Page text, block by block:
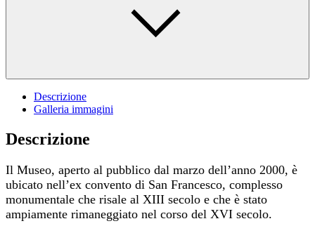
Descrizione
Galleria immagini
Descrizione
Il Museo, aperto al pubblico dal marzo dell’anno 2000, è
ubicato nell’ex convento di San Francesco, complesso
monumentale che risale al XIII secolo e che è stato
ampiamente rimaneggiato nel corso del XVI secolo.